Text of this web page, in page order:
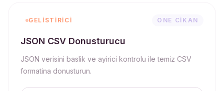
GELISTIRICI ONE CIKAN
JSON CSV Donusturucu
JSON verisini baslik ve ayirici kontrolu ile temiz CSV
formatina donusturun.